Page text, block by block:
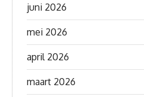
juni 2026
mei 2026
april 2026
maart 2026